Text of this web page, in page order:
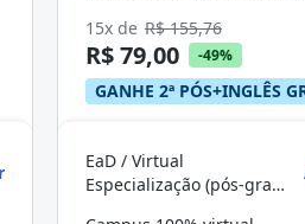
15x de R$ 155,76
R$ 79,00 -49%
GANHE 2ª PÓS+INGLÊS
EaD / Virtual
Especialização (pós-graduação)